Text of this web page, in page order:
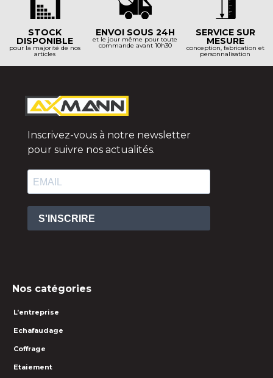
STOCK
DISPONIBLE
pour la majorité de nos
articles
ENVOI SOUS 24H
et le jour même pour toute
commande avant 10h30
SERVICE SUR
MESURE
conception, fabrication et
personnalisation
Inscrivez-vous à notre newsletter
pour suivre nos actualités.
S'INSCRIRE
Nos catégories
L’entreprise
Echafaudage
Coffrage
Etaiement